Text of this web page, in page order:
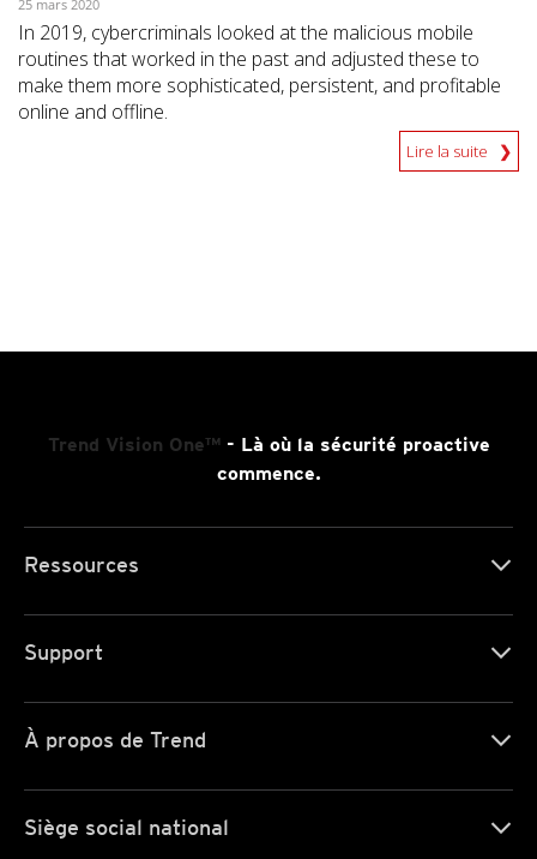
25 mars 2020
In 2019, cybercriminals looked at the malicious mobile
routines that worked in the past and adjusted these to
make them more sophisticated, persistent, and profitable
online and offline.
Lire la suite
Trend Vision One™- Là où la sécurité proactive
commence.
Ressources
Support
À propos de Trend
Siège social national